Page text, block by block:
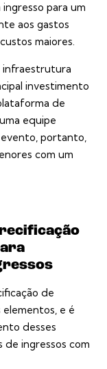
para um
aos gastos
maiores.
infraestrutura
investimento
de
equipe
portanto,
com um
de
elementos, e é
desses
de ingressos com